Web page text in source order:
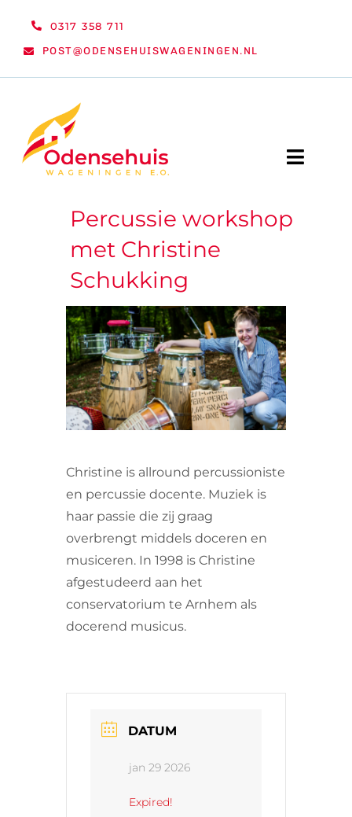
0317 358 711
POST@ODENSEHUISWAGENINGEN.NL
Toggle
WELKOM
ORGANISATIE
VRIJWILLIGERS & STAGIAIRES
CONTACT
Percussie workshop
met Christine
Schukking
Christine is allround percussioniste
en percussie docente. Muziek is
haar passie die zij graag
overbrengt middels doceren en
musiceren. In 1998 is Christine
afgestudeerd aan het
conservatorium te Arnhem als
docerend musicus.
DATUM
jan 29 2026
Expired!